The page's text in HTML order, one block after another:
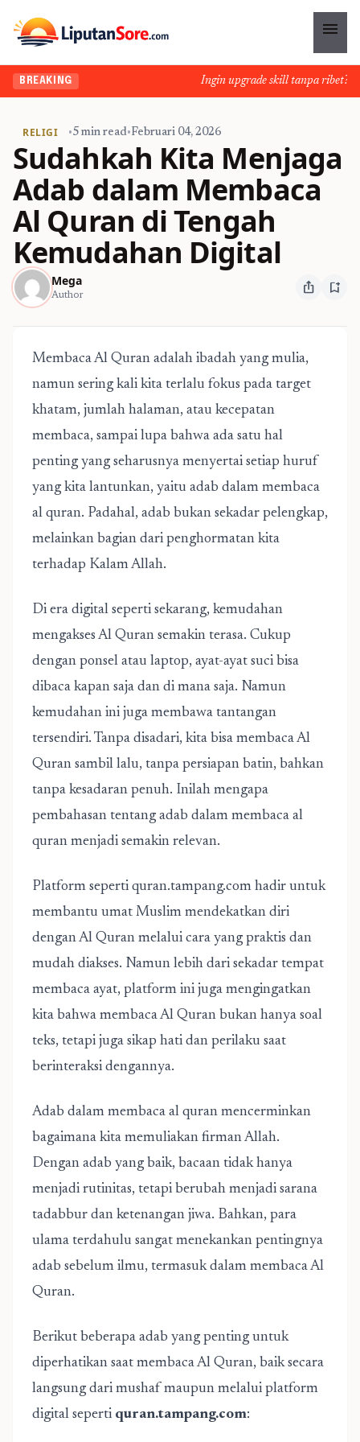
menu
BREAKING Ingin upgrade skill tanpa ribet?
RELIGI •5 min read•Februari 04, 2026
Sudahkah Kita Menjaga
Adab dalam Membaca
Al Quran di Tengah
Kemudahan Digital
Mega
Author ios_share bookmark_add
Membaca Al Quran adalah ibadah yang mulia,
namun sering kali kita terlalu fokus pada target
khatam, jumlah halaman, atau kecepatan
membaca, sampai lupa bahwa ada satu hal
penting yang seharusnya menyertai setiap huruf
yang kita lantunkan, yaitu adab dalam membaca
al quran. Padahal, adab bukan sekadar pelengkap,
melainkan bagian dari penghormatan kita
terhadap Kalam Allah.
Di era digital seperti sekarang, kemudahan
mengakses Al Quran semakin terasa. Cukup
dengan ponsel atau laptop, ayat-ayat suci bisa
dibaca kapan saja dan di mana saja. Namun
kemudahan ini juga membawa tantangan
tersendiri. Tanpa disadari, kita bisa membaca Al
Quran sambil lalu, tanpa persiapan batin, bahkan
tanpa kesadaran penuh. Inilah mengapa
pembahasan tentang adab dalam membaca al
quran menjadi semakin relevan.
Platform seperti quran.tampang.com hadir untuk
membantu umat Muslim mendekatkan diri
dengan Al Quran melalui cara yang praktis dan
mudah diakses. Namun lebih dari sekadar tempat
membaca ayat, platform ini juga mengingatkan
kita bahwa membacaAl Quran bukan hanya soal
teks, tetapi juga sikap hati dan perilaku saat
berinteraksi dengannya.
Adab dalam membaca al quran mencerminkan
bagaimana kita memuliakan firman Allah.
Dengan adab yang baik, bacaan tidak hanya
menjadi rutinitas, tetapi berubah menjadi sarana
tadabbur dan ketenangan jiwa. Bahkan, para
ulama terdahulu sangat menekankan pentingnya
adab sebelum ilmu, termasuk dalam membaca Al
Quran.
Berikut beberapa adab yang penting untuk
diperhatikan saat membaca Al Quran, baik secara
langsung dari mushaf maupun melalui platform
digital seperti quran.tampang.com: